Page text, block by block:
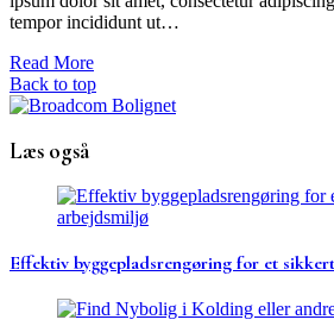
tempor incididunt ut…
Read More
Back to top
Læs også
Effektiv byggepladsrengøring for et